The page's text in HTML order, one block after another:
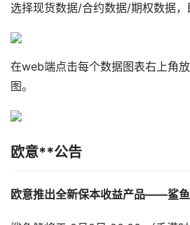
选择现货数据/合约数据/期权数据，
在web端点击每个数据图表右上角
图。
欧意**公告
欧意推出全新保本收益产品——鲨